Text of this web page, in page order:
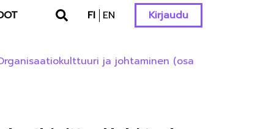
FI EN Kirjaudu
ja johtaminen (osa